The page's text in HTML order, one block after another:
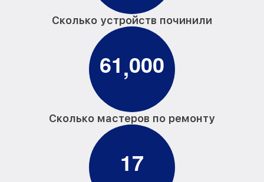
Сколько устройств починили
61,000
Сколько мастеров по ремонту
17